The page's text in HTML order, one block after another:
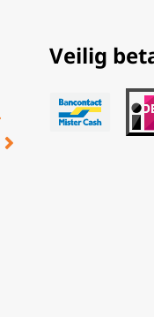
Veilig